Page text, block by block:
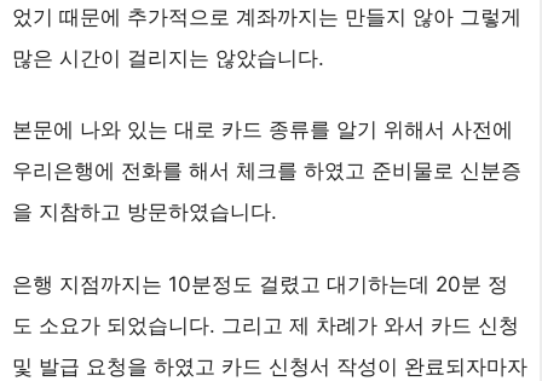
었기 때문에 추가적으로 계좌까지는 만들지 않아 그렇게
많은 시간이 걸리지는 않았습니다.
본문에 나와 있는 대로 카드 종류를 알기 위해서 사전에
우리은행에 전화를 해서 체크를 하였고 준비물로 신분증
을 지참하고 방문하였습니다.
은행 지점까지는 10분정도 걸렸고 대기하는데 20분 정
도 소요가 되었습니다. 그리고 제 차례가 와서 카드 신청
및 발급 요청을 하였고 카드 신청서 작성이 완료되자마자